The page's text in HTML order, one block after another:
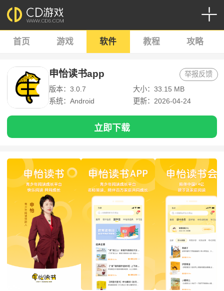
首页 游戏 软件 教程 攻略
申怡读书app
版本：3.0.7
大小：33.15 MB
系统：Android
更新：2026-04-24
举报反馈
立即下载